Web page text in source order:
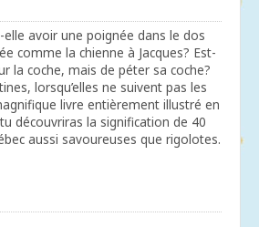
avoir une poignée dans le dos
comme la chienne à Jacques? Est-
la coche, mais de péter sa coche?
lorsqu’elles ne suivent pas les
livre entièrement illustré en
découvriras la signification de 40
aussi savoureuses que rigolotes.